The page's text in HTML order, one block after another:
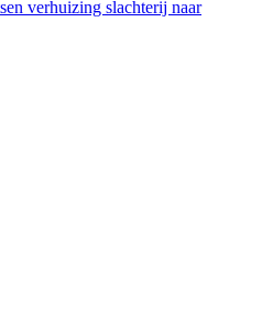
verhuizing slachterij naar